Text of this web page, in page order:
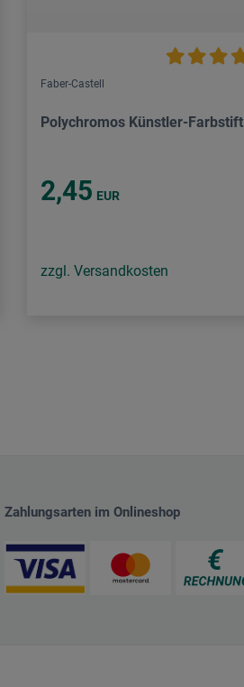
Faber-Castell
Polychromos Künstler-Farbstift
2,45 EUR
zzgl. Versandkosten
Zahlungsarten im Onlineshop